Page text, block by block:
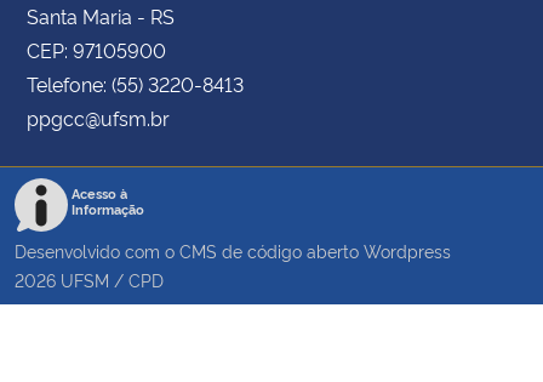
Santa Maria - RS
CEP: 97105900
Telefone: (55) 3220-8413
ppgcc@ufsm.br
Acesso à
Informação
Desenvolvido com o CMS de código aberto Wordpress
2026 UFSM / CPD